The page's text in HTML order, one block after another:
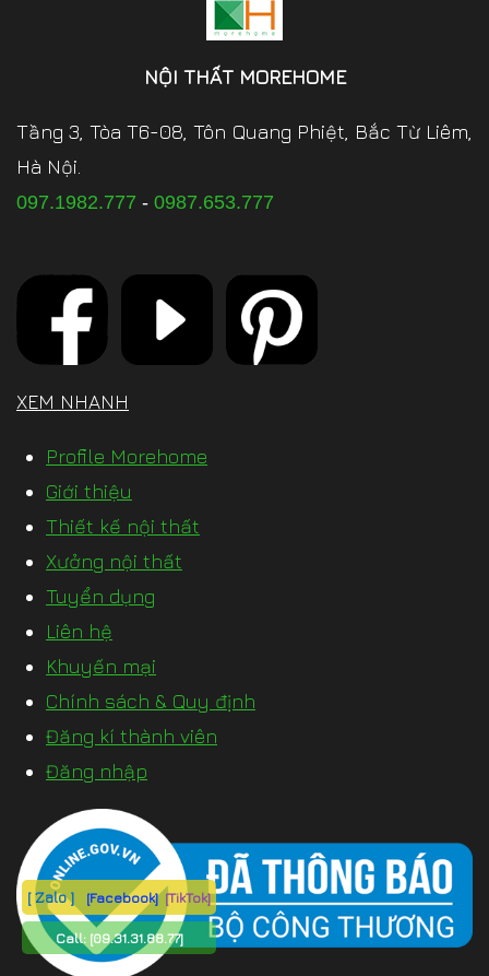
[ Zalo ] [Facebook] [TikTok]
Call: [09.31.31.88.77]
NỘI THẤT MOREHOME
Tầng 3, Tòa T6-08, Tôn Quang Phiệt, Bắc Từ Liêm,
Hà Nội.
097.1982.777 - 0987.653.777
XEM NHANH
Profile Morehome
Giới thiệu
Thiết kế nội thất
Xưởng nội thất
Tuyển dụng
Liên hệ
Khuyến mại
Chính sách & Quy định
Đăng kí thành viên
Đăng nhập